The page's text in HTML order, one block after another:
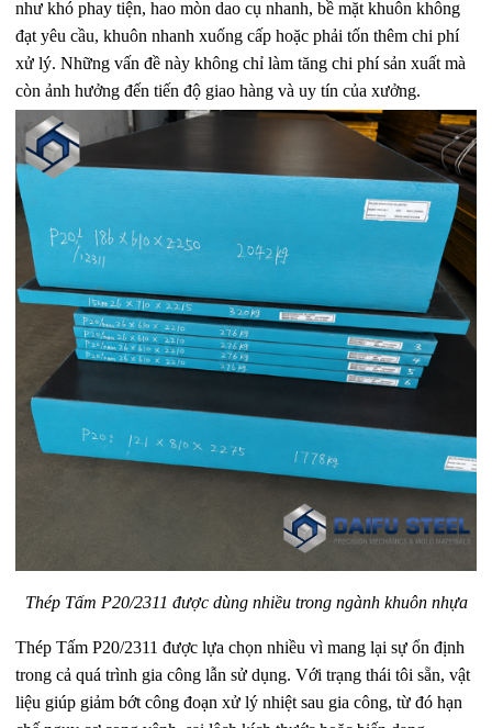
như khó phay tiện, hao mòn dao cụ nhanh, bề mặt khuôn không
đạt yêu cầu, khuôn nhanh xuống cấp hoặc phải tốn thêm chi phí
xử lý. Những vấn đề này không chỉ làm tăng chi phí sản xuất mà
còn ảnh hưởng đến tiến độ giao hàng và uy tín của xưởng.
Thép Tấm P20/2311 được dùng nhiều trong ngành khuôn nhựa
Thép Tấm P20/2311 được lựa chọn nhiều vì mang lại sự ổn định
trong cả quá trình gia công lẫn sử dụng. Với trạng thái tôi sẵn, vật
liệu giúp giảm bớt công đoạn xử lý nhiệt sau gia công, từ đó hạn